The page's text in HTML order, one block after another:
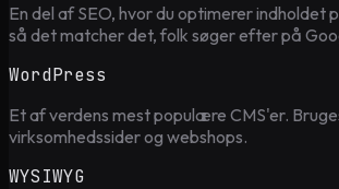
En del af SEO, hvor du optimerer indholdet
så det matcher det, folk søger efter på
WordPress
Et af verdens mest populære CMS'er.
virksomhedssider og webshops.
WYSIWYG